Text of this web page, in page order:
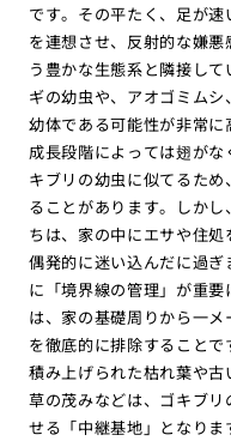
です。その平たく、足が速
を連想させ、反射的な嫌
う豊かな生態系と隣接し
ギの幼虫や、アオゴミム
幼体である可能性が非常に
成長段階によっては翅が
キブリの幼虫に似てるた
ることがあります。しか
ちは、家の中にエサや住
偶発的に迷い込んだに過
に「境界線の管理」が重
は、家の基礎周りから一メ
を徹底的に排除することで
積み上げられた枯れ葉や
草の茂みなどは、ゴキブ
せる「中継基地」となり